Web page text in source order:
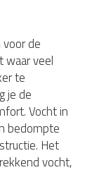
de
waar veel
te
je de
Vocht in
bedompte
Het
vocht,